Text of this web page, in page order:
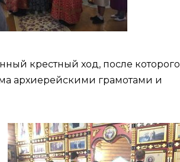
крестный ход, после которого
архиерейскими грамотами и